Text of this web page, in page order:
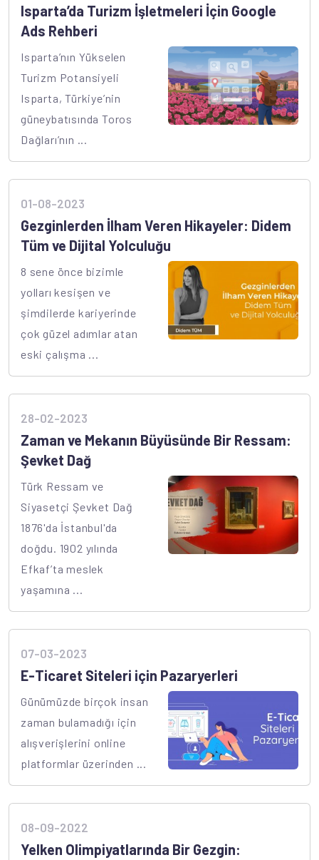
Isparta’da Turizm İşletmeleri İçin Google
Ads Rehberi
Isparta’nın Yükselen
Turizm Potansiyeli
Isparta, Türkiye’nin
güneybatısında Toros
Dağları’nın ...
01-08-2023
Gezginlerden İlham Veren Hikayeler: Didem
Tüm ve Dijital Yolculuğu
8 sene önce bizimle
yolları kesişen ve
şimdilerde kariyerinde
çok güzel adımlar atan
eski çalışma ...
28-02-2023
Zaman ve Mekanın Büyüsünde Bir Ressam:
Şevket Dağ
Türk Ressam ve
Siyasetçi Şevket Dağ
1876'da İstanbul'da
doğdu. 1902 yılında
Efkaf’ta meslek
yaşamına ...
07-03-2023
E-Ticaret Siteleri için Pazaryerleri
Günümüzde birçok insan
zaman bulamadığı için
alışverişlerini online
platformlar üzerinden ...
08-09-2022
Yelken Olimpiyatlarında Bir Gezgin: